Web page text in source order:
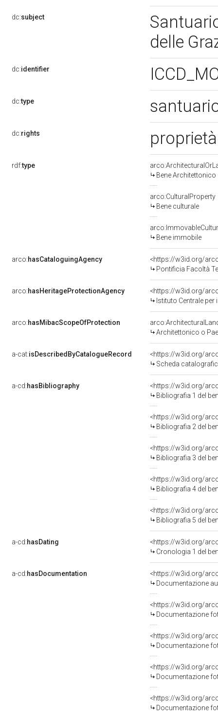
dc:subject
delle
dc:identifier
dc:type
dc:rights
rdf:type
Bene
arco:CulturalProperty
Bene culturale
Bene immobile
arco:hasCataloguingAgency
<https://w3id.org/
Pontificia Facoltà
arco:hasHeritageProtectionAgency
<https://w3id.org/
Istituto Centrale
arco:hasMibacScopeOfProtection
Architettonico o
a-cat:isDescribedByCatalogueRecord
<https://w3id.org/
Scheda
a-cd:hasBibliography
<https://w3id.org/
Bibliografia 1 del
<https://w3id.org/
Bibliografia 2 del
<https://w3id.org/
Bibliografia 3 del
<https://w3id.org/
Bibliografia 4 del
<https://w3id.org/
Bibliografia 5 del
a-cd:hasDating
<https://w3id.org/
Cronologia 1 del
a-cd:hasDocumentation
Documentazione
Documentazione
Documentazione
Documentazione
Documentazione